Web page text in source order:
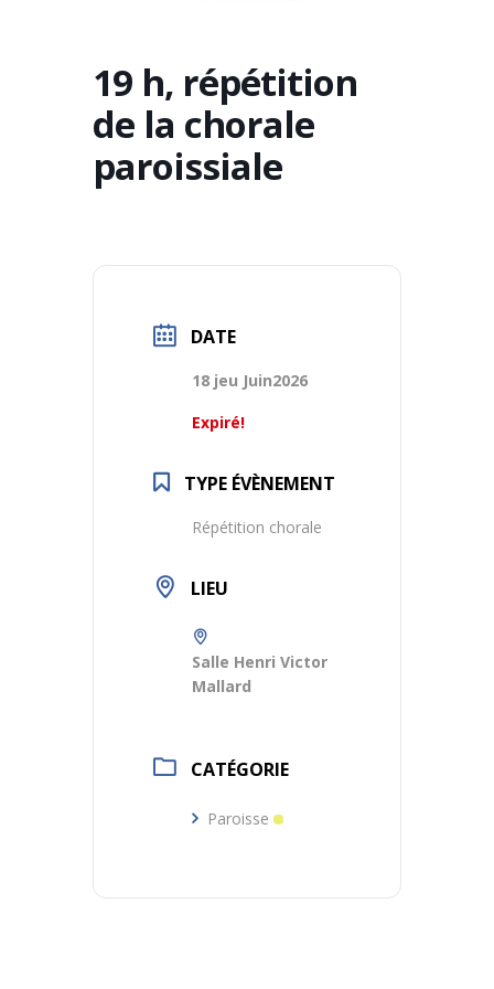
19 h, répétition
de la chorale
paroissiale
DATE
18 jeu Juin2026
Expiré!
TYPE ÉVÈNEMENT
Répétition chorale
LIEU
Salle Henri Victor
Mallard
CATÉGORIE
Paroisse